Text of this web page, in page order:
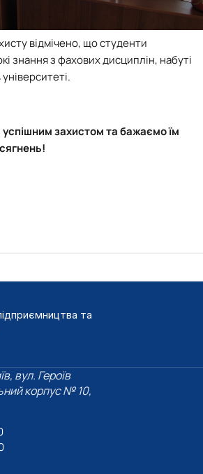
відмічено, що студенти
знання з фахових дисциплін, набуті
успішним захистом та бажаємо їм
та
вул. Героїв
корпус № 10,